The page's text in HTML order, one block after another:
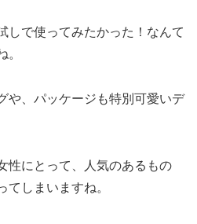
しで使ってみたかった！なんて
。
や、パッケージも特別可愛いデ
性にとって、人気のあるもの
てしまいますね。